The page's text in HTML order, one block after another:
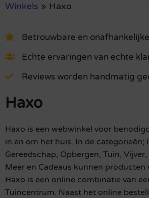
Winkels » Haxo
Betrouwbare en
Echte ervaringen van echte
Reviews worden handmatig
Haxo
Haxo is een webwinkel voor
in en om het huis. In de categorieën;
Gereedschap, Opbergen, Tuin,
Meer en Cadeaus kunnen
Haxo is een online combinatie van
Tuincentrum. Naast het online